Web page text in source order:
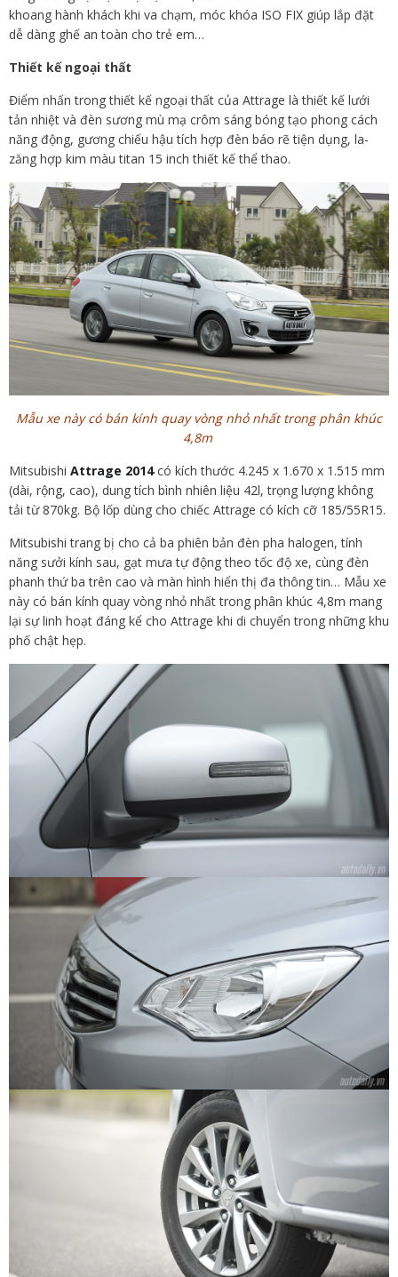
khoang hành khách khi va chạm, móc khóa ISO FIX giúp lắp đặt
dễ dàng ghế an toàn cho trẻ em…
Thiết kế ngoại thất
Điểm nhấn trong thiết kế ngoại thất của Attrage là thiết kế lưới
tản nhiệt và đèn sương mù mạ crôm sáng bóng tạo phong cách
năng động, gương chiếu hậu tích hợp đèn báo rẽ tiện dụng, la-
zăng hợp kim màu titan 15 inch thiết kế thể thao.
Mẫu xe này có bán kính quay vòng nhỏ nhất trong phân khúc
4,8m
Mitsubishi Attrage 2014có kích thước 4.245 x 1.670 x 1.515 mm
(dài, rộng, cao), dung tích bình nhiên liệu 42l, trọng lượng không
tải từ 870kg. Bộ lốp dùng cho chiếc Attrage có kích cỡ 185/55R15.
Mitsubishi trang bị cho cả ba phiên bản đèn pha halogen, tính
năng sưởi kính sau, gạt mưa tự động theo tốc độ xe, cùng đèn
phanh thứ ba trên cao và màn hình hiển thị đa thông tin… Mẫu xe
này có bán kính quay vòng nhỏ nhất trong phân khúc 4,8m mang
lại sự linh hoạt đáng kể cho Attrage khi di chuyển trong những khu
phố chật hẹp.